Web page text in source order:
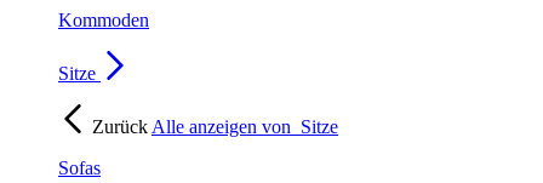
Kommoden
Sitze
Zurück Alle anzeigen von Sitze
Sofas